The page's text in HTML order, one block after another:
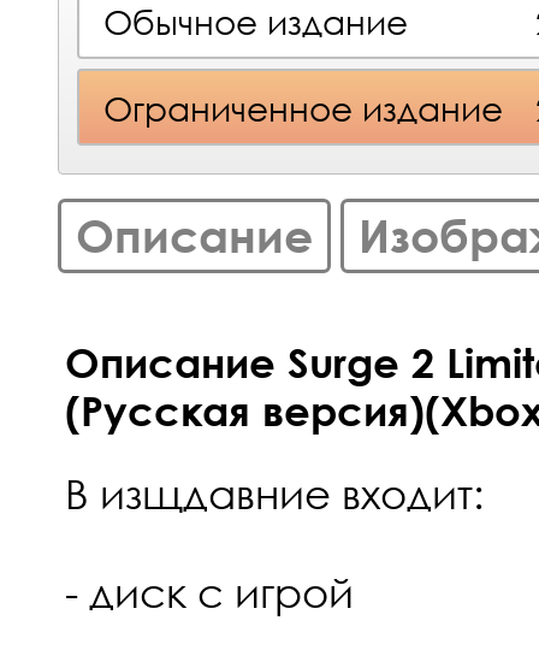
Обычное издание
Ограниченное издание
Описание
Описание Surge 2
(Русская
В изщдавние входит:
- диск с игрой